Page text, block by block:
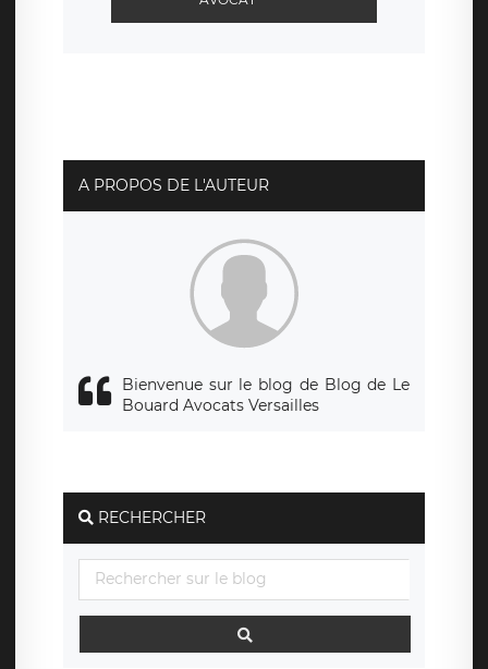
A PROPOS DE L'AUTEUR
Bienvenue sur le blog de Blog de Le
Bouard Avocats Versailles
RECHERCHER